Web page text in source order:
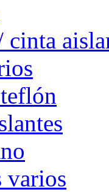
cinta
varios